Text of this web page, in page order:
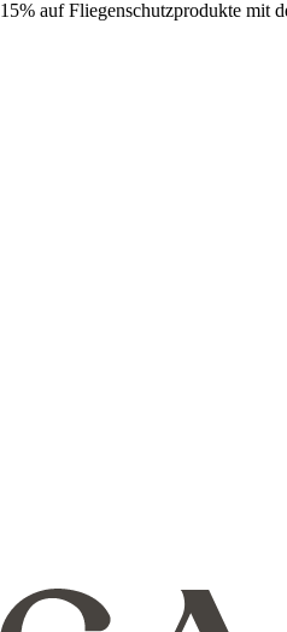
15% auf Fliegenschutzprodukte mit